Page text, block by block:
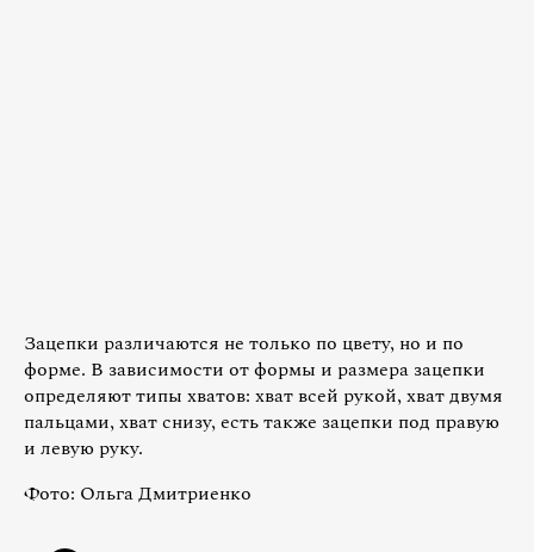
Зацепки различаются не только по цвету, но и по
форме. В зависимости от формы и размера зацепки
определяют типы хватов: хват всей рукой, хват двумя
пальцами, хват снизу, есть также зацепки под правую
и левую руку.
Фото: Ольга Дмитриенко